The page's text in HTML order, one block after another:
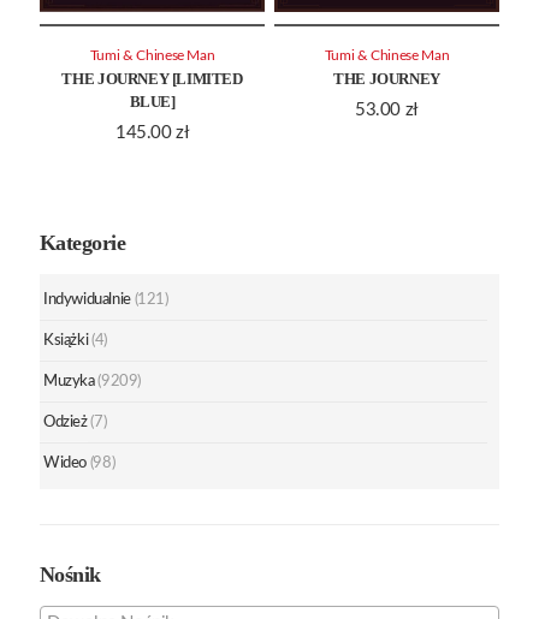
THE JOURNEY [LIMITED
BLUE]
145.00 zł
Tumi & Chinese Man
THE JOURNEY
53.00 zł
Tumi & Chinese Man
Kategorie
Indywidualnie (121)
Książki (4)
Muzyka (9209)
Odzież (7)
Wideo (98)
Nośnik